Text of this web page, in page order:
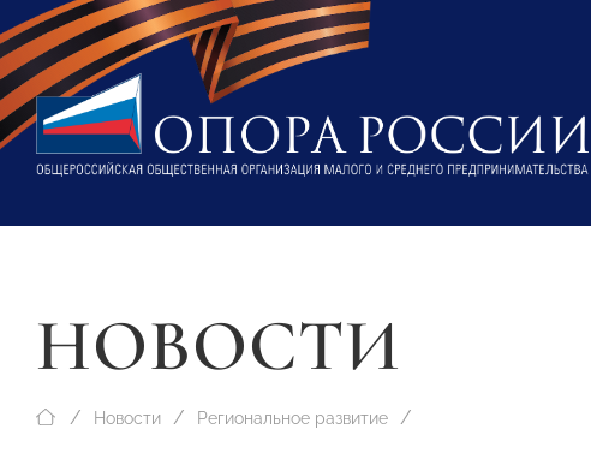
НОВОСТИ
Новости Региональное развитие